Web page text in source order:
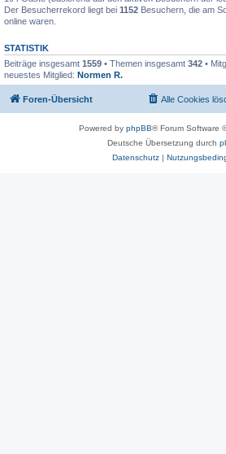
Der Besucherrekord liegt bei 1152 Besuchern, die am
online waren.
STATISTIK
Beiträge insgesamt 1559 • Themen insgesamt 342 •
neuestes Mitglied: Normen R.
Foren-Übersicht Alle Cookies
Powered by phpBB® Forum Software
Deutsche Übersetzung durch
Datenschutz|